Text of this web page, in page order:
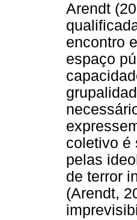
Arendt
encontro
espaço
coletivo é
pelas
de terror
(Arendt,